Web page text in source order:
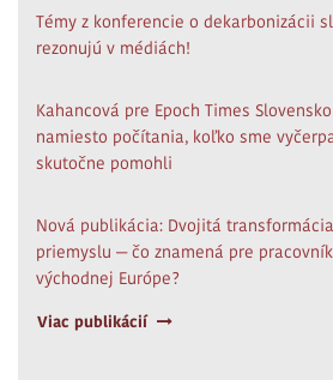
Témy z konferencie o dekarbonizácii
rezonujú v médiách!
Kahancová pre Epoch Times
namiesto počítania, koľko sme
skutočne pomohli
Nová publikácia: Dvojitá
priemyslu — čo znamená pre
východnej Európe?
Viac publikácií